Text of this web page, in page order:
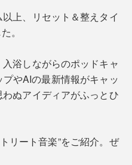
上、リセット＆整えタイ
。
浴しながらのポッドキャ
やAIの最新情報がキャッ
ぬアイディアがふっとひ
リート音楽”をご紹介。ぜ